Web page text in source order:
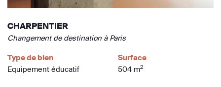
CHARPENTIER
Changement de destination à Paris
Type de bien
Equipement éducatif
Surface
504 m2